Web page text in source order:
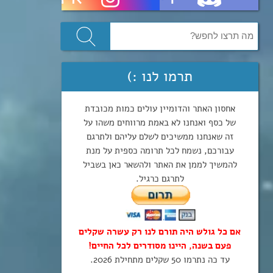
תרמו לנו :)
אחסון האתר והדומיין עולים כמות מכובדת
של כסף ואנחנו לא באמת מרווחים משהו על
זה שאנחנו ממשיכים לשלם עליהם ולתרגם
עבורכם, נשמח לכל תרומה כספית על מנת
להמשיך לממן את האתר ולהשאר כאן בשביל
לתרגם כרגיל.
אם כל גולש היה תורם לנו רק עשרה שקלים
פעם בשנה, היינו מסודרים לכל החיים!
עד כה נתרמו 50 שקלים מתחילת 2026.